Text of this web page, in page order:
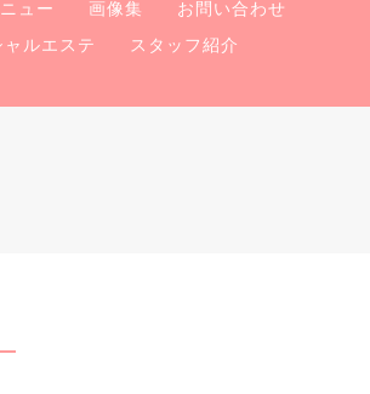
ュー 画像集
お問い合わせ
ルエステ
スタッフ紹介